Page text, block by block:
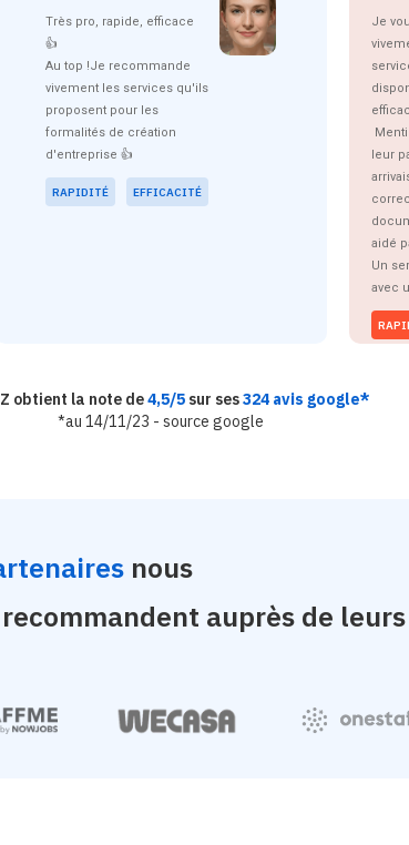
Très pro, rapide, efficace
👍
Au top !Je recommande
vivement les services qu'ils
proposent pour les
formalités de création
d'entreprise 👍
RAPIDITÉ EFFICACITÉ
Je
leur
aidé
Un
avec
obtient la note de4,5/5sur ses324 avis google*
*au 14/11/23 - source google
nous
auprès de